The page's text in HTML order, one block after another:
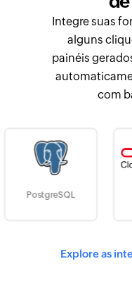
Integre suas
alguns
painéis
com
Explore as